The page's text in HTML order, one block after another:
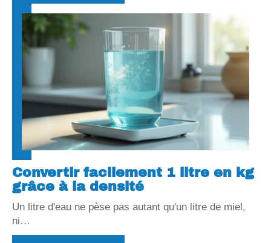
Convertir facilement 1 litre en kg
grâce à la densité
Un litre d'eau ne pèse pas autant qu'un litre de miel,
ni…